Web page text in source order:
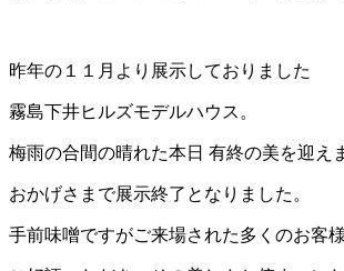
昨年の１１月より展示しておりました
霧島下井ヒルズモデルハウス。
梅雨の合間の晴れた本日 有終の美を迎え
おかげさまで展示終了となりました。
手前味噌ですがご来場された多くのお客